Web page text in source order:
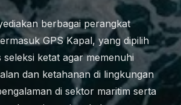
berbagai perangkat
GPS Kapal, yang dipilih
seleksi ketat agar memenuhi
dan ketahanan di lingkungan
di sektor maritim serta